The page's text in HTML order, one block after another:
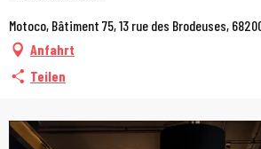
Motoco, Bâtiment 75, 13 rue des Brodeuses,
Anfahrt
Teilen